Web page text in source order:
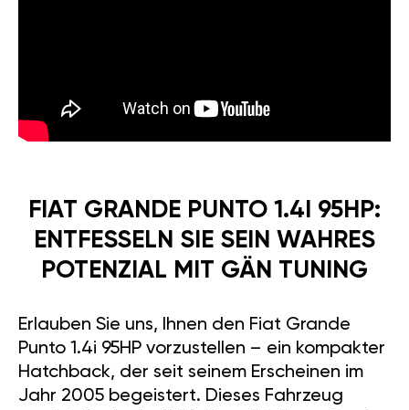
FIAT GRANDE PUNTO 1.4I 95HP:
ENTFESSELN SIE SEIN WAHRES
POTENZIAL MIT GÄN TUNING
Erlauben Sie uns, Ihnen den Fiat Grande
Punto 1.4i 95HP vorzustellen – ein kompakter
Hatchback, der seit seinem Erscheinen im
Jahr 2005 begeistert. Dieses Fahrzeug